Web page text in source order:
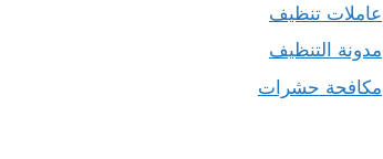
عاملات تنظيف
مدونة التنظيف
مكافحة حشرات